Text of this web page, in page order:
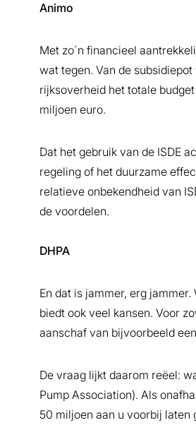
Animo
Met zo´n financieel
wat tegen. Van de
rijksoverheid het totale
miljoen euro.
Dat het gebruik van de ISDE
regeling of het duurzame
relatieve onbekendheid van
de voordelen.
DHPA
En dat is jammer, erg
biedt ook veel kansen. Voor
aanschaf van bijvoorbeeld
De vraag lijkt daarom reëel:
Pump Association). Als
50 miljoen aan u voorbij laten